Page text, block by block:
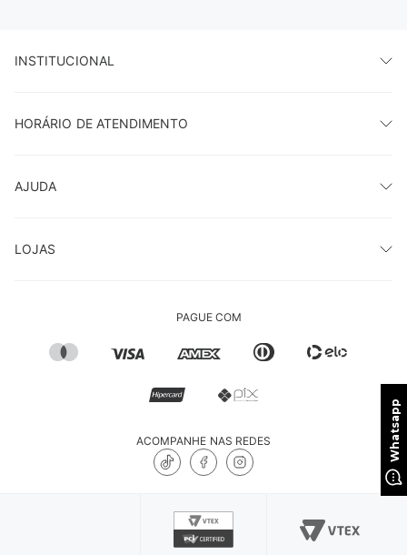
INSTITUCIONAL
HORÁRIO DE ATENDIMENTO
AJUDA
LOJAS
PAGUE COM
ACOMPANHE NAS REDES